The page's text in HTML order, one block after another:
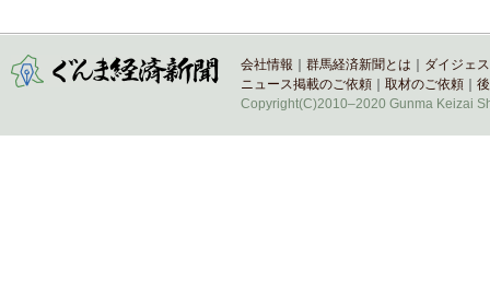
会社情報 群馬経済新聞とは
ダイジェ
ニュース掲載のご依頼
取材のご依頼
Copyright(C)2010–2020 Gunma Keizai